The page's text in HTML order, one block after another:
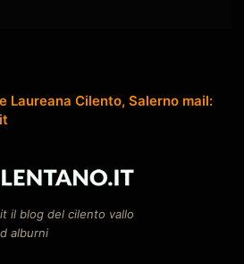
Laureana Cilento, Salerno mail:
il blog del cilento vallo
alburni